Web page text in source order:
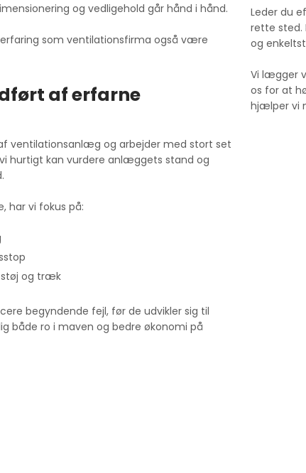
og vedligehold går hånd i hånd.
som ventilationsfirma også være
af erfarne
ventilationsanlæg og arbejder med stort set
hurtigt kan vurdere anlæggets stand og
har vi fokus på:
støj og træk
begyndende fejl, før de udvikler sig til
både ro i maven og bedre økonomi på
Leder du
rette sted.
og
Vi lægger
os for at
hjælper vi